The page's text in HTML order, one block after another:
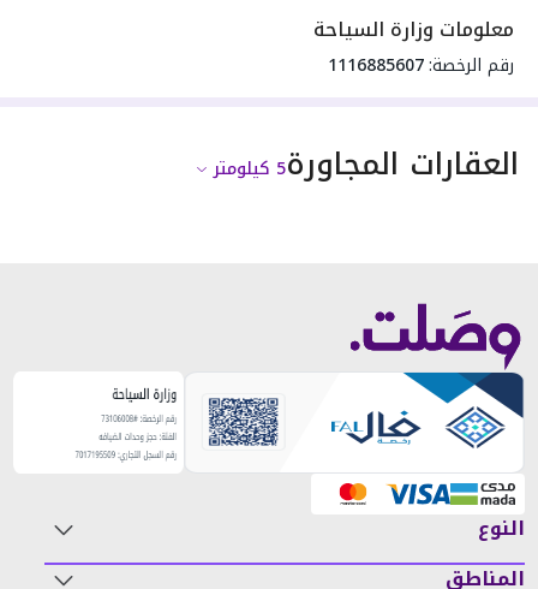
معلومات وزارة السياحة
رقم الرخصة:1116885607
العقارات المجاورة5 كيلومتر
النوع
المناطق